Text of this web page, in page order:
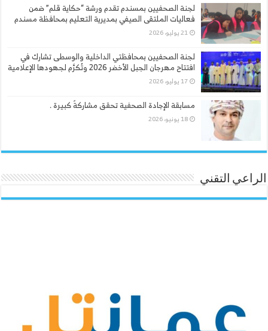
لجنة الصحفيين بمسندم تقدم ورشة “حكاية قلم” ضمن
فعاليات الملتقى الصيفي بمديرية التعليم بمحافظة مسندم
21 يوليو، 2026
لجنة الصحفيين بمحافظتي الداخلية والوسطى تشارك في
افتتاح مهرجان الجبل الأخضر 2026 وتُكرَّم لجهودها الإعلامية
17 يوليو، 2026
مسابقة الإجادة الصحفية تحقق مشاركةً كبيرة .
18 يونيو، 2026
الراعي التقني